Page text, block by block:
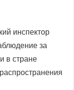
инспектор
за
в стране